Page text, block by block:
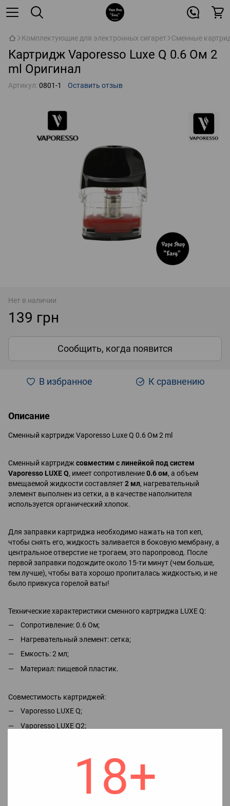
18+
Комплектующие для электронных сигарет Сменные
Картридж Vaporesso Luxe Q 0.6 Ом 2
ml Оригинал
Артикул: 0801-1 Оставить отзыв
Нет в наличии
139 грн
Сообщить, когда появится
В избранное К сравнению
Описание
Сменный картридж Vaporesso Luxe Q 0.6 Ом 2 ml
Сменный картридж совместим с линейкой под систем
Vaporesso LUXE Q, имеет сопротивление0.6 ом, а объем
вмещаемой жидкости составляет2 мл, нагревательный
элемент выполнен из сетки, а в качестве наполнителя
используется органический хлопок.
Для заправки картриджа необходимо нажать на топ кеп,
чтобы снять его, жидкость заливается в боковую мембрану, а
центральное отверстие не трогаем, это паропровод. После
первой заправки подождите около 15-ти минут (чем больше,
тем лучше), чтобы вата хорошо пропиталась жидкостью, и не
было привкуса горелой ваты!
Технические характеристики сменного картриджа LUXE Q:
Сопротивление: 0.6 Ом;
Нагревательный элемент: сетка;
Емкость: 2 мл;
Материал: пищевой пластик.
Совместимость картриджей:
Vaporesso LUXE Q;
Vaporesso LUXE Q2;